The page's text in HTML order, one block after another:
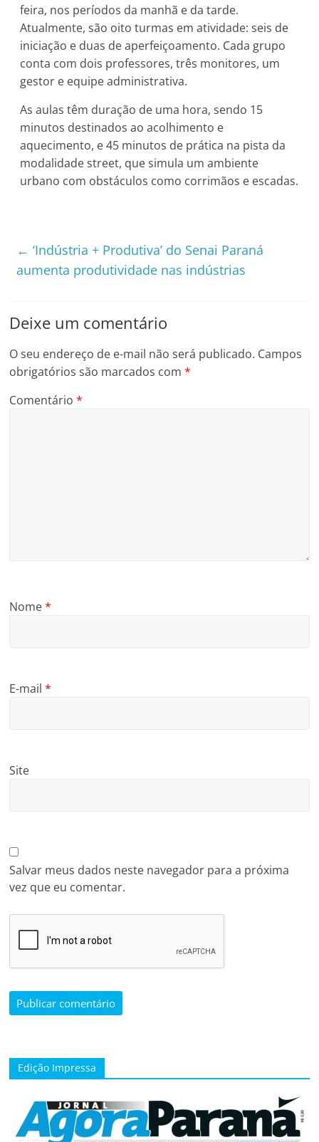
feira, nos períodos da manhã e da tarde.
Atualmente, são oito turmas em atividade: seis de
iniciação e duas de aperfeiçoamento. Cada grupo
conta com dois professores, três monitores, um
gestor e equipe administrativa.
As aulas têm duração de uma hora, sendo 15
minutos destinados ao acolhimento e
aquecimento, e 45 minutos de prática na pista da
modalidade street, que simula um ambiente
urbano com obstáculos como corrimãos e escadas.
← ‘Indústria + Produtiva’ do Senai Paraná
aumenta produtividade nas indústrias
Deixe um comentário
O seu endereço de e-mail não será publicado. Campos
obrigatórios são marcados com*
Comentário*
Nome*
E-mail*
Site
Salvar meus dados neste navegador para a próxima
vez que eu comentar.
Edição Impressa